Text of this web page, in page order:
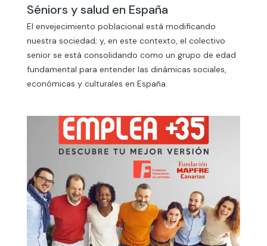
Séniors y salud en España
El envejecimiento poblacional está modificando
nuestra sociedad; y, en este contexto, el colectivo
senior se está consolidando como un grupo de edad
fundamental para entender las dinámicas sociales,
económicas y culturales en España.